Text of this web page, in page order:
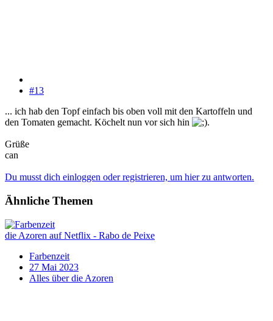
#13
... ich hab den Topf einfach bis oben voll mit den Kartoffeln und
den Tomaten gemacht. Köchelt nun vor sich hin
.
Grüße
can
Du musst dich einloggen oder registrieren, um hier zu antworten.
Ähnliche Themen
die Azoren auf Netflix - Rabo de Peixe
Farbenzeit
27 Mai 2023
Alles über die Azoren